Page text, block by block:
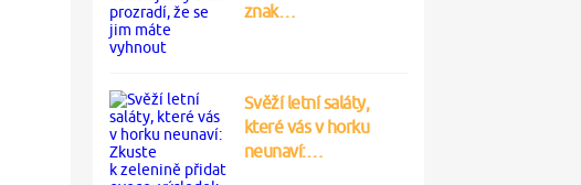
znak…
Svěží letní saláty,
které vás v horku
neunaví:…